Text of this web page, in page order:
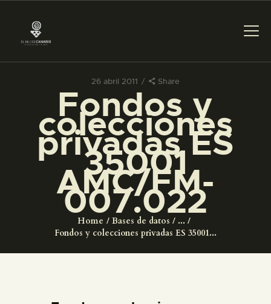
26 abril 2011 Share
Fondos y
colecciones
privadas ES
35001
AMC/FM-
007.022
Home Bases de datos
...
Fondos y colecciones privadas ES 35001...
PREPARAR LA VISITA
ACTIVIDADES
█
EL MUSEO